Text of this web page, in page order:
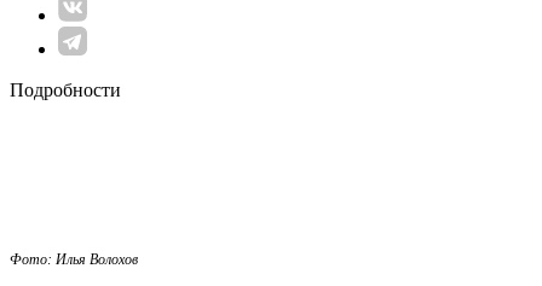
Подробности
Фото: Илья Волохов